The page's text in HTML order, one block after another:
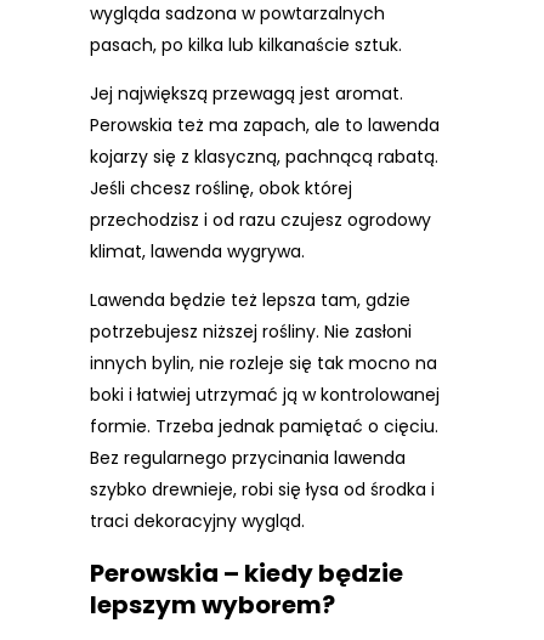
wygląda sadzona w powtarzalnych
pasach, po kilka lub kilkanaście sztuk.
Jej największą przewagą jest aromat.
Perowskia też ma zapach, ale to lawenda
kojarzy się z klasyczną, pachnącą rabatą.
Jeśli chcesz roślinę, obok której
przechodzisz i od razu czujesz ogrodowy
klimat, lawenda wygrywa.
Lawenda będzie też lepsza tam, gdzie
potrzebujesz niższej rośliny. Nie zasłoni
innych bylin, nie rozleje się tak mocno na
boki i łatwiej utrzymać ją w kontrolowanej
formie. Trzeba jednak pamiętać o cięciu.
Bez regularnego przycinania lawenda
szybko drewnieje, robi się łysa od środka i
traci dekoracyjny wygląd.
Perowskia – kiedy będzie
lepszym wyborem?